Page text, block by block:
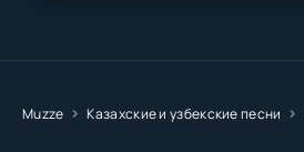
Muzze Казахские и узбекские песни